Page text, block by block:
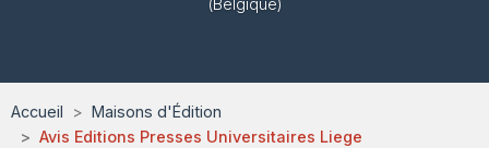
Accueil
Maisons d'Édition
Avis Editions Presses Universitaires Liege